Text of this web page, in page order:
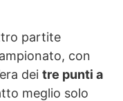
partite
con
dei tre punti a
meglio solo